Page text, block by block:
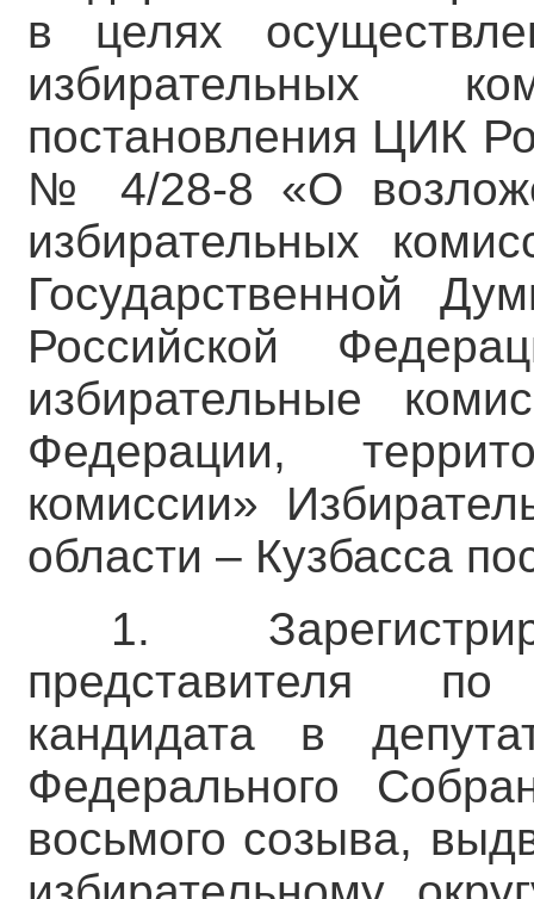
в целях
избирательных
постановления ЦИК
№ 4/28-8 «О
избирательных
Государственной
Российской
избирательные
Федерации,
комиссии»
области – Кузбасса
1.
представителя
кандидата в
Федерального
восьмого созыва,